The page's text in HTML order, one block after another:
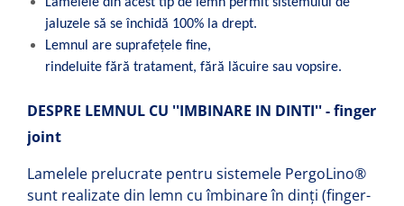
jaluzele să se închidă 100% la drept.
Lemnul are suprafețele fine,
rindeluite fără tratament, fără lăcuire sau vopsire.
DESPRE LEMNUL CU ''IMBINARE IN DINTI'' - finger
joint
Lamelele prelucrate pentru sistemele PergoLino®
sunt realizate din lemn cu îmbinare în dinți (finger-